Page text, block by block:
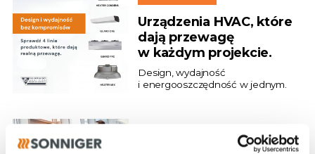
Urządzenia HVAC, które
dają przewagę
w każdym projekcie.
Design, wydajność
i energooszczędność w jednym.